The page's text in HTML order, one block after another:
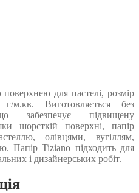
для пастелі, розмір
м.кв. Виготовляється без
забезпечує підвищену
шорсткій поверхні, папір
олівцями, вугіллям,
Папір Tiziano підходить для
і дизайнерських робіт.